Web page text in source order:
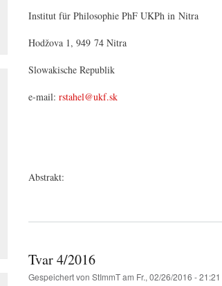
Institut für Philosophie PhF UKPh in Nitra
Hodžova 1, 949 74 Nitra
Slowakische Republik
e‑mail: rstahel@ukf.sk
Abstrakt:
Tvar 4/2016
Gespeichert von StImmTam Fr., 02/26/2016 - 21:21